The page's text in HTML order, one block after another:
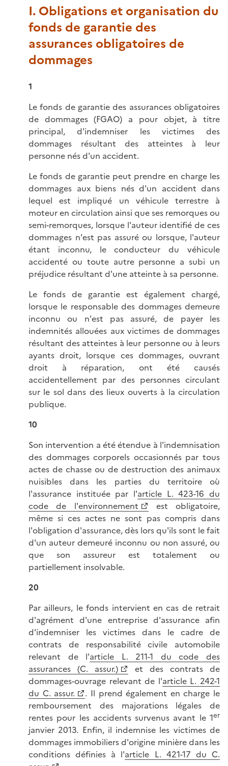
I. Obligations et organisation du
fonds de garantie des
assurances obligatoires de
dommages
1
Le fonds de garantie des assurances obligatoires
de dommages (FGAO) a pour objet, à titre
principal, d'indemniser les victimes des
dommages résultant des atteintes à leur
personne nés d'un accident.
Le fonds de garantie peut prendre en charge les
dommages aux biens nés d'un accident dans
lequel est impliqué un véhicule terrestre à
moteur en circulation ainsi que ses remorques ou
semi-remorques, lorsque l'auteur identifié de ces
dommages n'est pas assuré ou lorsque, l'auteur
étant inconnu, le conducteur du véhicule
accidenté ou toute autre personne a subi un
préjudice résultant d'une atteinte à sa personne.
Le fonds de garantie est également chargé,
lorsque le responsable des dommages demeure
inconnu ou n'est pas assuré, de payer les
indemnités allouées aux victimes de dommages
résultant des atteintes à leur personne ou à leurs
ayants droit, lorsque ces dommages, ouvrant
droit à réparation, ont été causés
accidentellement par des personnes circulant
sur le sol dans des lieux ouverts à la circulation
publique.
10
Son intervention a été étendue à l'indemnisation
des dommages corporels occasionnés par tous
actes de chasse ou de destruction des animaux
nuisibles dans les parties du territoire où
l'assurance instituée par l'article L. 423-16 du
code de l'environnement
est obligatoire,
même si ces actes ne sont pas compris dans
l'obligation d'assurance, dès lors qu'ils sont le fait
d'un auteur demeuré inconnu ou non assuré, ou
que son assureur est totalement ou
partiellement insolvable.
20
Par ailleurs, le fonds intervient en cas de retrait
d'agrément d'une entreprise d'assurance afin
d'indemniser les victimes dans le cadre de
contrats de responsabilité civile automobile
relevant de l'article L. 211-1 du code des
assurances (C. assur.)
et des contrats de
dommages-ouvrage relevant de l'article L. 242-1
du C. assur.
. Il prend également en charge le
remboursement des majorations légales de
rentes pour les accidents survenus avant le 1er
janvier 2013. Enfin, il indemnise les victimes de
dommages immobiliers d'origine minière dans les
conditions définies à l'article L. 421-17 du C.